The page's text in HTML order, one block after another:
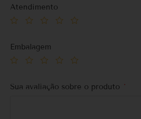
Atendimento
Embalagem
Sua avaliação sobre o produto *